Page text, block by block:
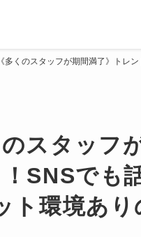
《多くのスタッフが期間満了》トレ
のスタッフ
SNSでも
ト環境あり